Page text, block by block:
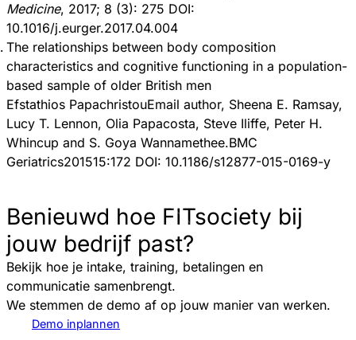
Medicine, 2017; 8 (3): 275 DOI:
10.1016/j.eurger.2017.04.004
The relationships between body composition
characteristics and cognitive functioning in a population-
based sample of older British men
Efstathios PapachristouEmail author, Sheena E. Ramsay,
Lucy T. Lennon, Olia Papacosta, Steve Iliffe, Peter H.
Whincup and S. Goya Wannamethee.BMC
Geriatrics201515:172 DOI: 10.1186/s12877-015-0169-y
Benieuwd hoe FITsociety bij
jouw bedrijf past?
Bekijk hoe je intake, training, betalingen en
communicatie samenbrengt.
We stemmen de demo af op jouw manier van werken.
Demo inplannen